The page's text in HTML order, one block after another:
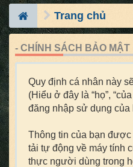
Trang chủ
- CHÍNH SÁCH BẢO MẬT
Quy định cá nhân này
(Hiểu ở đây là “họ”,
đăng nhập sử dụng của
Thông tin của bạn
tải tự động về máy tính
thực người dùng trong